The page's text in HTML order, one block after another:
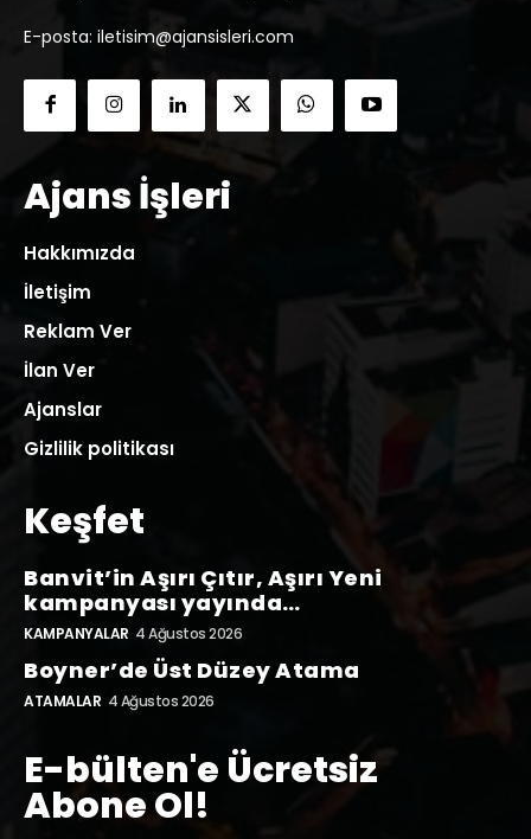
E-posta: iletisim@ajansisleri.com
Ajans İşleri
Hakkımızda
İletişim
Reklam Ver
İlan Ver
Ajanslar
Gizlilik politikası
Keşfet
Banvit’in Aşırı Çıtır, Aşırı Yeni
kampanyası yayında…
KAMPANYALAR 4 Ağustos 2026
Boyner’de Üst Düzey Atama
ATAMALAR 4 Ağustos 2026
E-bülten'e Ücretsiz
Abone Ol!